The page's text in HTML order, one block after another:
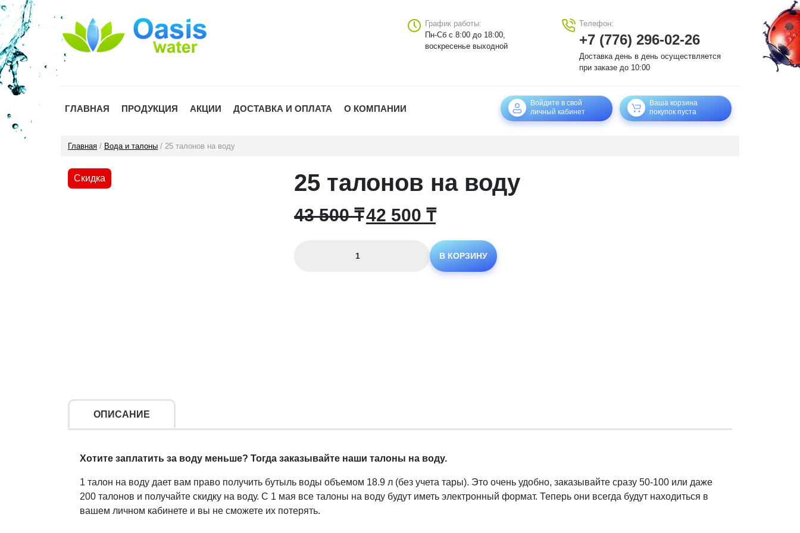
График работы:
Пн-Сб с 8:00 до 18:00,
воскресенье выходной
Телефон:
+7 (776) 296-02-26
Доставка день в день осуществляется
при заказе до 10:00
ГЛАВНАЯ ПРОДУКЦИЯ АКЦИИ ДОСТАВКА И ОПЛАТА О КОМПАНИИ
Войдите в свой
личный кабинет
Ваша корзина
покупок пуста
Главная / Вода и талоны / 25 талонов на воду
Скидка 25 талонов на воду
43 500₸Первоначальная
составляла
42 500 ₸Текущая
цена:
42
В КОРЗИНУ
ОПИСАНИЕ
Хотите заплатить за воду меньше? Тогда заказывайте наши талоны на воду.
1 талон на воду дает вам право получить бутыль воды объемом 18.9 л (без учета тары). Это очень удобно, заказывайте сразу 50-100 или даже
200 талонов и получайте скидку на воду. С 1 мая все талоны на воду будут иметь электронный формат. Теперь они всегда будут находиться в
вашем личном кабинете и вы не сможете их потерять.